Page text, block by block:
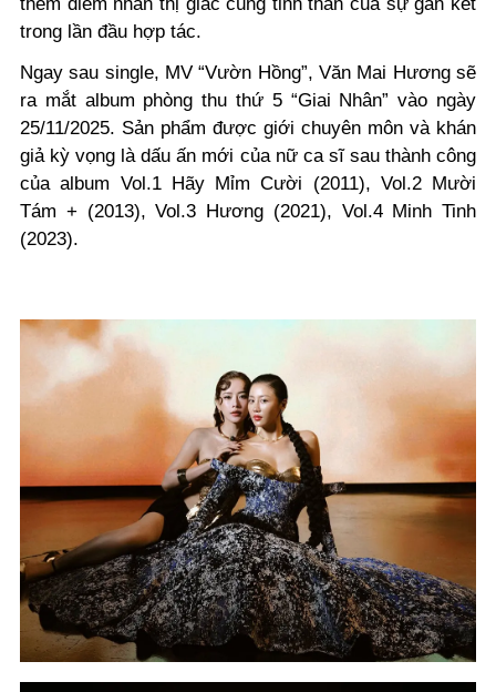
trong lần đầu hợp tác.
Ngay sau single, MV “Vườn Hồng”, Văn Mai Hương sẽ
ra mắt album phòng thu thứ 5 “Giai Nhân” vào ngày
25/11/2025. Sản phẩm được giới chuyên môn và khán
giả kỳ vọng là dấu ấn mới của nữ ca sĩ sau thành công
của album Vol.1 Hãy Mỉm Cười (2011), Vol.2 Mười
Tám + (2013), Vol.3 Hương (2021), Vol.4 Minh Tinh
(2023).